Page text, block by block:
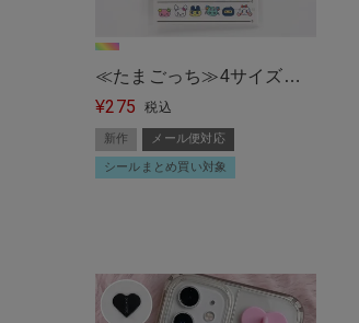
≪たまごっち≫4サイズス
テッカー/シール＜メール便
対応＞
¥275 税込
新作 メール便対応
シールまとめ買い対象